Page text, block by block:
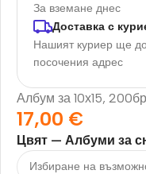
За вземане днес
Доставка с
Нашият куриер ще
посочения адрес
Албум за 10х15,
17,00 €
Цвят — Албуми за